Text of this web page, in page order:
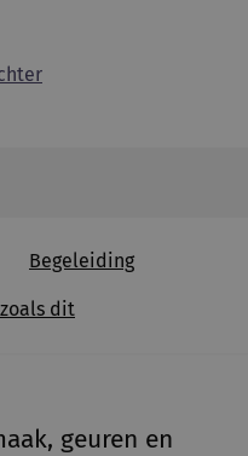
Begeleiding
dit
geuren en